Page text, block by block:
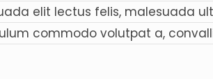
elit lectus felis, malesuada
commodo volutpat a,